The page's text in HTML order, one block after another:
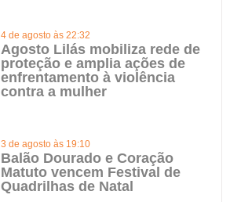
4 de agosto às 22:32
Agosto Lilás mobiliza rede de
proteção e amplia ações de
enfrentamento à violência
contra a mulher
3 de agosto às 19:10
Balão Dourado e Coração
Matuto vencem Festival de
Quadrilhas de Natal